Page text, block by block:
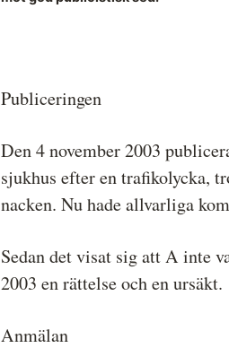
Medieombudsman
Publiceringen
Den 4 november 2003
sjukhus efter en trafikolycka,
nacken. Nu hade allvarliga
Sedan det visat sig att A inte
2003 en rättelse och en ursäkt.
Anmälan